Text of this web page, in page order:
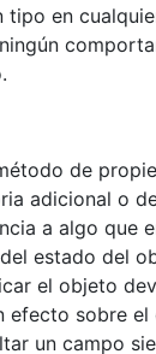
tipo en
de
adicional o
a algo que
estado del
el objeto
efecto sobre
un campo